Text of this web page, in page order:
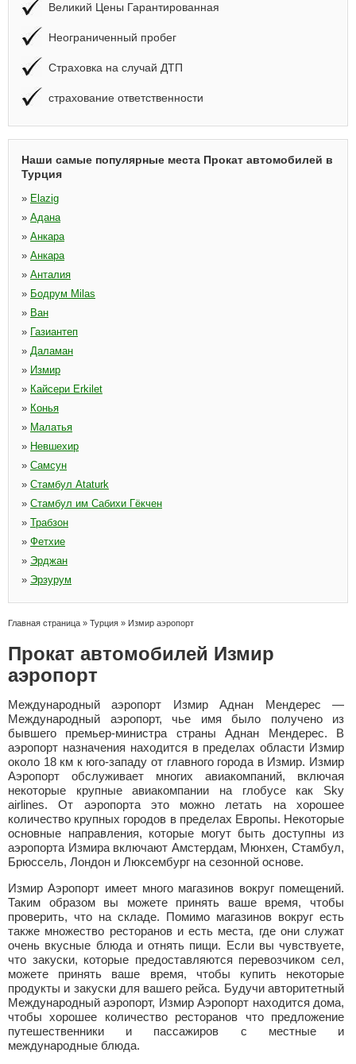
Великий Цены Гарантированная
Неограниченный пробег
Страховка на случай ДТП
страхование ответственности
Наши самые популярные места Прокат автомобилей в
Турция
» Elazig
» Адана
» Анкара
» Анкара
» Анталия
» Бодрум Milas
» Ван
» Газиантеп
» Даламан
» Измир
» Кайсери Erkilet
» Конья
» Малатья
» Невшехир
» Самсун
» Стамбул Ataturk
» Стамбул им Сабихи Гёкчен
» Трабзон
» Фетхие
» Эрджан
» Эрзурум
Главная страница » Турция » Измир аэропорт
Прокат автомобилей Измир
аэропорт
Международный аэропорт Измир Аднан Мендерес —
Международный аэропорт, чье имя было получено из
бывшего премьер-министра страны Аднан Мендерес. В
аэропорт назначения находится в пределах области Измир
около 18 км к юго-западу от главного города в Измир. Измир
Аэропорт обслуживает многих авиакомпаний, включая
некоторые крупные авиакомпании на глобусе как Sky
airlines. От аэропорта это можно летать на хорошее
количество крупных городов в пределах Европы. Некоторые
основные направления, которые могут быть доступны из
аэропорта Измира включают Амстердам, Мюнхен, Стамбул,
Брюссель, Лондон и Люксембург на сезонной основе.
Измир Аэропорт имеет много магазинов вокруг помещений.
Таким образом вы можете принять ваше время, чтобы
проверить, что на складе. Помимо магазинов вокруг есть
также множество ресторанов и есть места, где они служат
очень вкусные блюда и отнять пищи. Если вы чувствуете,
что закуски, которые предоставляются перевозчиком сел,
можете принять ваше время, чтобы купить некоторые
продукты и закуски для вашего рейса. Будучи авторитетный
Международный аэропорт, Измир Аэропорт находится дома,
чтобы хорошее количество ресторанов что предложение
путешественники и пассажиров с местные и
международные блюда.